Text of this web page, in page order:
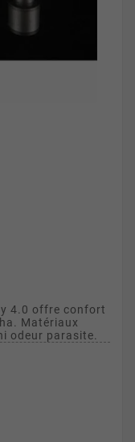
4.0 offre confort
Matériaux
odeur parasite.